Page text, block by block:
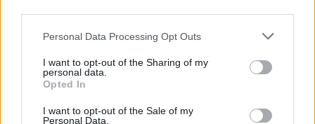
Personal Data Processing Opt Outs
I want to opt-out of the Sharing of my
personal data.
Opted In
I want to opt-out of the Sale of my
Personal Data.